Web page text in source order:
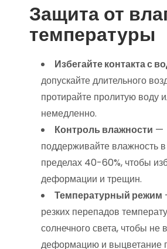
Защита от
температуры
Избегайте контакта с
допускайте длительного
протирайте пролитую воду
немедленно.
Контроль влажности —
поддерживайте влажность
пределах 40-60%, чтобы
деформации и трещин.
Температурный режим
резких перепадов
солнечного света, чтобы не
деформацию и выцветание